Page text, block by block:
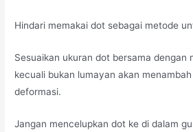
Hindari memakai dot sebagai metode
Sesuaikan ukuran dot bersama dengan
kecuali bukan lumayan akan
deformasi.
Jangan mencelupkan dot ke di dalam